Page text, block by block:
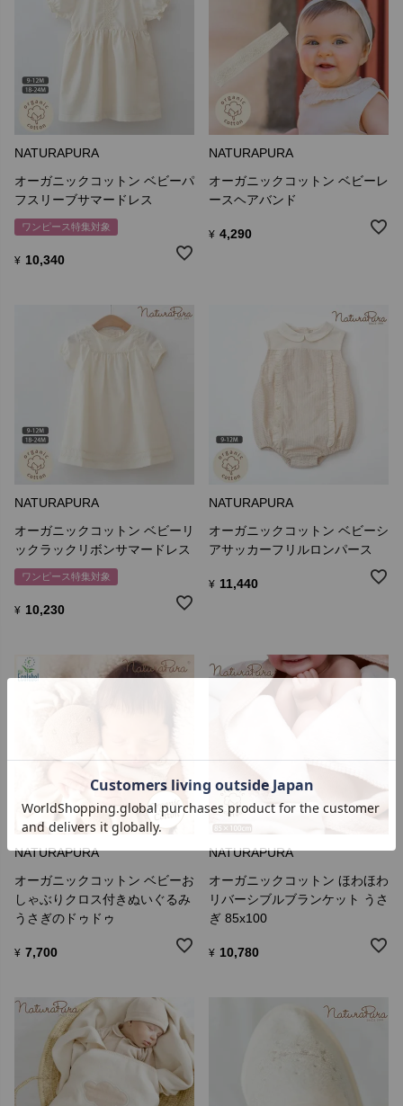
オーガニックコットンのご使用上の留意点
綿本来の細胞を守る性質により最初は吸水力が比較的少ないですが
徐々に吸水力が出ます。薬品を使用していないため害のない綿のカ
スが出ることがありますが洗濯をしていくうちに出なくなります。
黒い原綿のカスが混入していますがこれは漂白していないためで害
はありません。
天然にこだわった極上の肌触り、高水準の品質とヨーロピアンテイ
す。
NaturaPura 社が原綿を輸入しNaturaPura社の管理のもと、EUEB の
認定工場（紡績、織機、加工、縫製工場）へ発注し、製品は
NaturaPura 社へ納入されます。
環境に優しく健康的で安全な製品に認定されるヨーロッパのエコラ
ベルを取得しています。
原綿は、欧州エコラベル委員会(E U E B )のオーガニックコットン基
準（EEC no2092/91）に基づき認定機関CUC が認定したオーガニッ
NATURAPURA
オーガニックコットン ベビーパ
フスリーブサマードレス
ワンピース特集対象
¥ 10,340
NATURAPURA
オーガニックコットン ベビーレ
ースヘアバンド
¥ 4,290
NATURAPURA
オーガニックコットン ベビーリ
ックラックリボンサマードレス
ワンピース特集対象
¥ 10,230
NATURAPURA
オーガニックコットン ベビーシ
アサッカーフリルロンパース
¥ 11,440
NATURAPURA
オーガニックコットン ベビーお
しゃぶりクロス付きぬいぐるみ
うさぎのドゥドゥ
¥ 7,700
NATURAPURA
オーガニックコットン ほわほわ
リバーシブルブランケット うさ
ぎ 85x100
¥ 10,780